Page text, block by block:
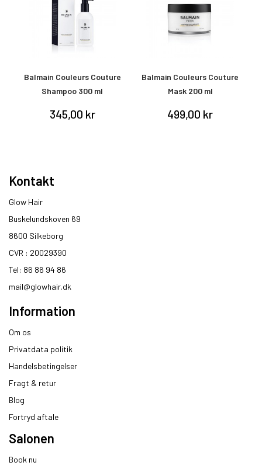
Balmain Couleurs Couture
Shampoo 300 ml
345,00 kr
Balmain Couleurs Couture
Mask 200 ml
499,00 kr
Kontakt
Glow Hair
Buskelundskoven 69
8600 Silkeborg​
CVR : 20029390​
Tel: 86 86 94 86
mail@glowhair.dk
Information
Om os
Privatdata politik
Handelsbetingelser
Fragt & retur
Blog
Fortryd aftale
Salonen
Book nu